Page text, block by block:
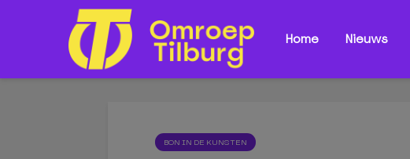
Home Nieuws
BON IN DE KUNSTEN